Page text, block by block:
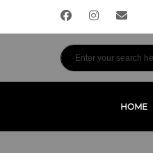
HOME